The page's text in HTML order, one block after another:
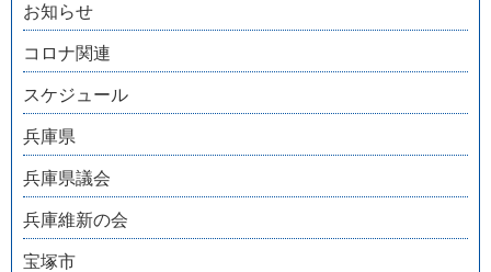
お知らせ
コロナ関連
スケジュール
兵庫県
兵庫県議会
兵庫維新の会
宝塚市